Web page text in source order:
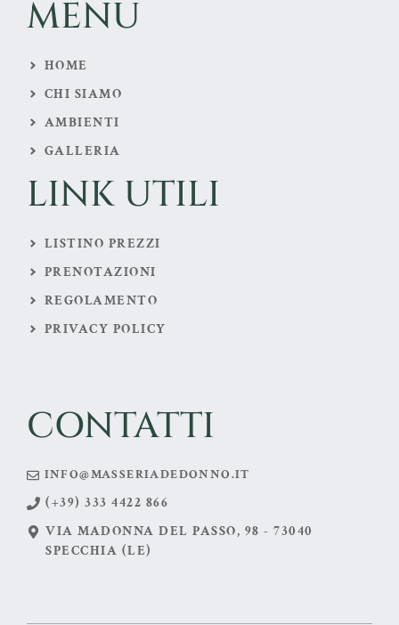
MENU
HOME
CHI SIAMO
AMBIENTI
GALLERIA
LINK UTILI
LISTINO PREZZI
PRENOTAZIONI
REGOLAMENTO
PRIVACY POLICY
CONTATTI
INFO@MASSERIADEDONNO.IT
(+39) 333 4422 866
VIA MADONNA DEL PASSO, 98 - 73040
SPECCHIA (LE)